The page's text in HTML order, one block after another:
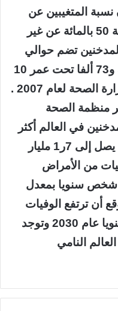
نسبة المتغيبين عن
العمل بسبب التدخين تزيد بنسبة 50 بالمائة عن غير
تضم حوالي
500 ألف شخص عمره 15 سنة و73 ألفا تحت عمر 10
لعام 2007 .
منظمة الصحة
يبلغ عدد المدخنين في العالم أكثر
من مليار مدخن ومن المقدر أن يصل إلى 7ر1 مليار
الوفيات من الأمراض
4ر5 مليون شخص سنويا بمعدل
المتوقع أن ترتفع الوفيات
إلى أكثر من 8 ملايين شخص سنويا عام 2030 وتوجد